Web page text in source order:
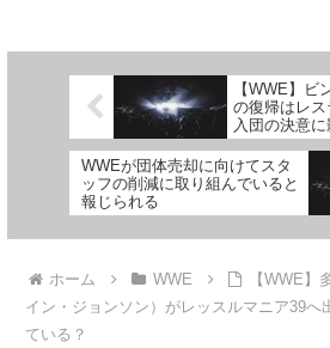
ャ・リブレの中心地です。...
後も両
【WWE】ビ
の復帰はレ
入団の決意
ダックス・
問が残るな」
WWEが団体売却に向けてスタ
ッフの削減に取り組んでいると
報じられる
ホーム WWE
【WWE】
イン・ジョンソン）がレッスルマニア39へ
ている？